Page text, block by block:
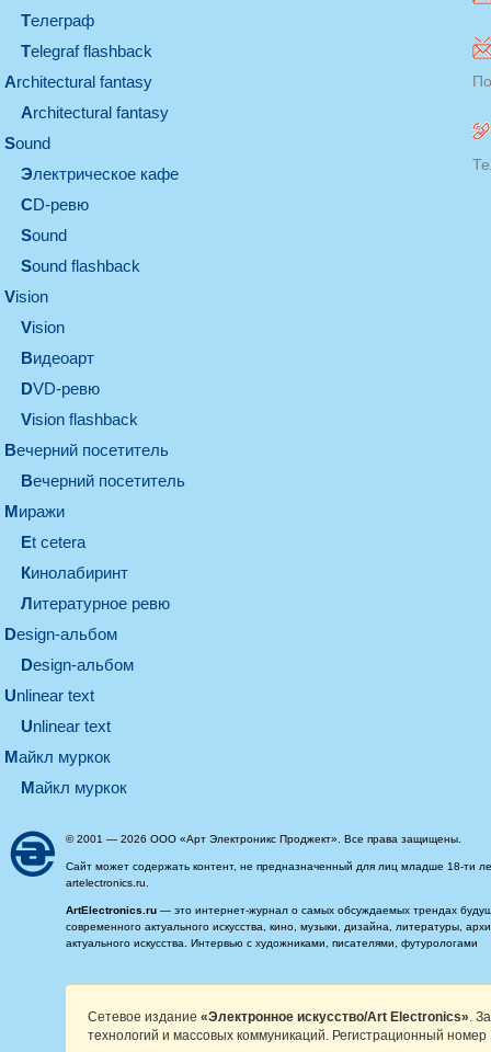
телеграф
Telegraf flashback
architectural fantasy
architectural fantasy
sound
электрическое кафе
CD-ревю
sound
Sound flashback
vision
vision
видеоарт
DVD-ревю
Vision flashback
вечерний посетитель
вечерний посетитель
миражи
et cetera
кинолабиринт
литературное ревю
design-альбом
design-альбом
unlinear text
Unlinear text
майкл муркок
майкл муркок
© 2001 — 2026 ООО «Арт Электроникс Проджект». Все права защищены.
Сайт может содержать контент, не предназначенный для лиц младше 18-ти
artelectronics.ru.
ArtElectronics.ru — это интернет-журнал о самых обсуждаемых трендах
современного актуального искусства, кино, музыки, дизайна, литературы,
актуального искусства. Интервью с художниками, писателями, футурологами
Сетевое издание «Электронное искусство/Art Electronics» .
технологий и массовых коммуникаций. Регистрационный